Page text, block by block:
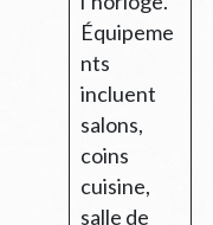
Équipeme
nts
incluent
salons,
coins
cuisine,
salle de